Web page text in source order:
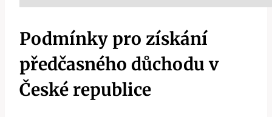
Podmínky pro získání
předčasného důchodu v
České republice